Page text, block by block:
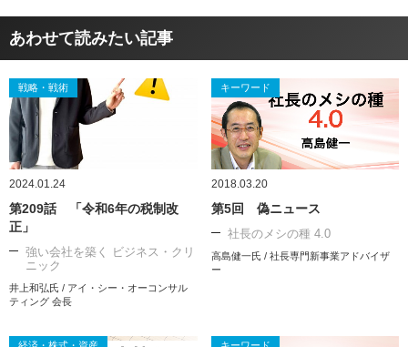
あわせて読みたい記事
戦略・戦術
2024.01.24
第209話 「令和6年の税制改
正」
強い会社を築く ビジネス・クリ
ニック
井上和弘氏 / アイ・シー・オーコンサル
ティング 会長
キーワード
2018.03.20
第5回 偽ニュース
社長のメシの種 4.0
高島健一氏 / 社長専門新事業アドバイザ
ー